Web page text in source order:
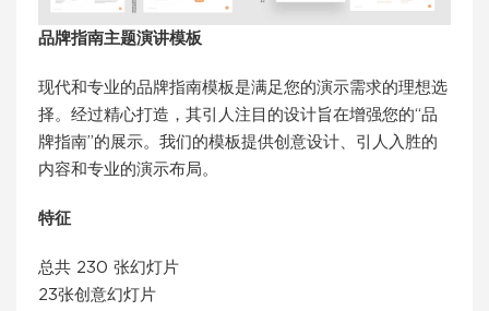
品牌指南主题演讲模板
现代和专业的品牌指南模板是满足您的演示需求的理想选
择。经过精心打造，其引人注目的设计旨在增强您的“品
牌指南”的展示。我们的模板提供创意设计、引人入胜的
内容和专业的演示布局。
特征
总共 230 张幻灯片
23张创意幻灯片